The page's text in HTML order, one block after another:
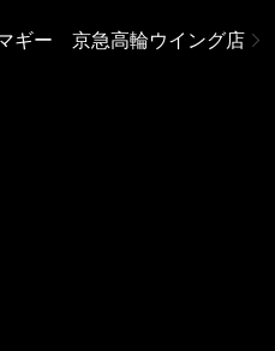
ギー 京急高輪ウイング店